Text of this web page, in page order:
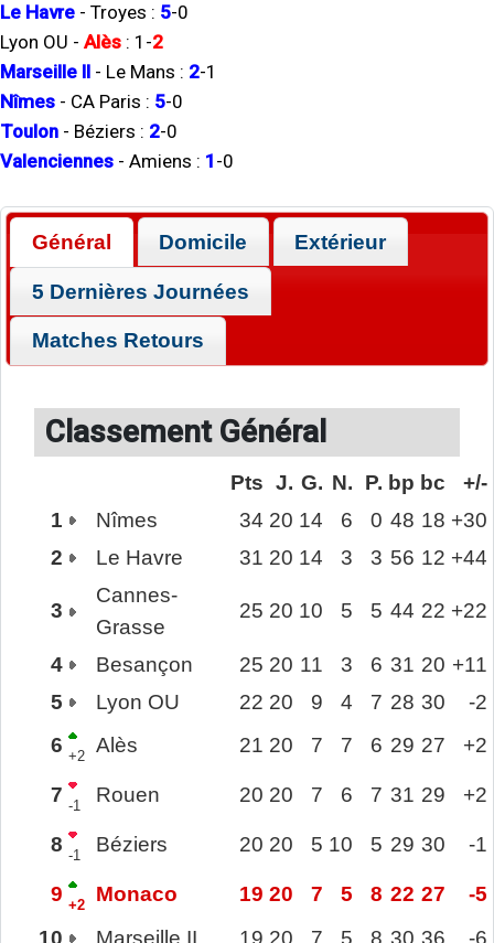
Le Havre - Troyes : 5-0
Lyon OU - Alès : 1 -2
Marseille II - Le Mans : 2-1
Nîmes - CA Paris : 5-0
Toulon - Béziers : 2-0
Valenciennes - Amiens : 1 -0
Général Domicile Extérieur
5 Dernières Journées
Matches Retours
Classement Général
Pts J. G. N. P. bp bc
+/-
1
Nîmes 34 20 14 6 0 48 18 +30
2
Le Havre 31 20 14 3 3 56 12 +44
3
Cannes-
Grasse
25 20 10 5 5 44 22 +22
4 Besançon 25 20 11 3 6 31 20 +11
5
Lyon OU 22 20 9 4 7 28 30
-2
6 +2 Alès 21 20 7 7 6 29 27 +2
7 -1 Rouen 20 20 7 6 7 31 29 +2
8 -1 Béziers 20 20 5 10 5 29 30 -1
9 +2 Monaco 19 20 7 5 8 22 27
-5
10
Marseille II 19 20 7 5 8 30 36
-6